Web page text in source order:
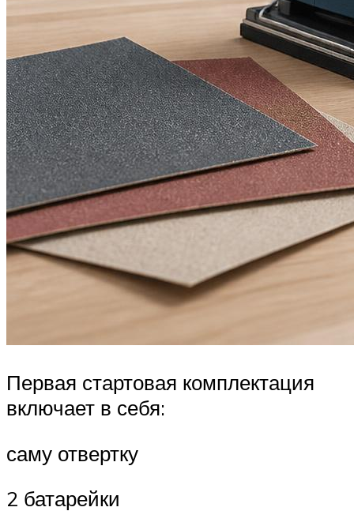
Первая стартовая комплектация
включает в себя:
саму отвертку
2 батарейки